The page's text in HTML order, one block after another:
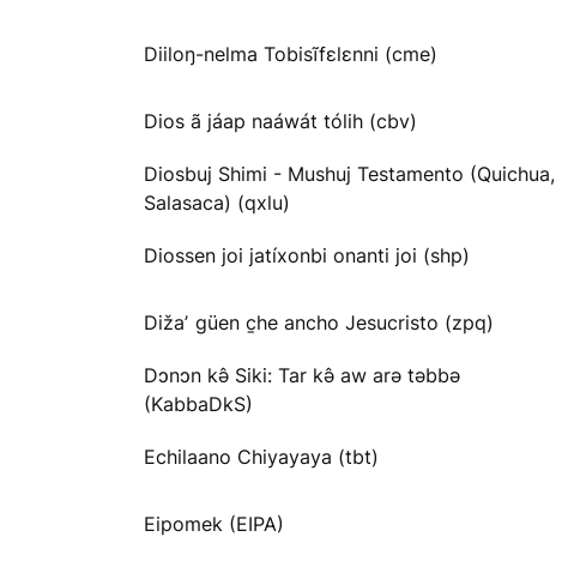
Diiloŋ-nelma Tobisĩfɛlɛnni (cme)
Dios ã jáap naáwát tólih (cbv)
Diosbuj Shimi - Mushuj Testamento (Quichua,
Salasaca) (qxlu)
Diossen joi jatíxonbi onanti joi (shp)
Dižaʼ güen c̱he ancho Jesucristo (zpq)
Dɔnɔn kə̂ Siki: Tar kə̂ aw arə təbbə
(KabbaDkS)
Echilaano Chiyayaya (tbt)
Eipomek (EIPA)